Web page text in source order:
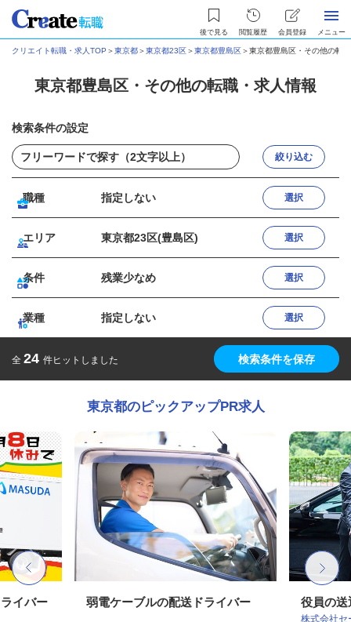
後で見る 閲覧履歴 会員登録 メニュー
クリエイト転職・求人TOP ＞東京都＞東京都23区＞東京都豊島区＞東京都豊島区・その他の転
東京都豊島区・その他の転職・求人情報
検索条件の設定
絞り込む
職種 指定しない 選択
エリア 東京都23区(豊島区) 選択
条件 残業少なめ 選択
業種 指定しない 選択
全 24 件ヒットしました 検索条件を保存
東京都のピックアップPR求人
イバー 弱電ケーブルの配送ドライバー 役員の送
株式会社